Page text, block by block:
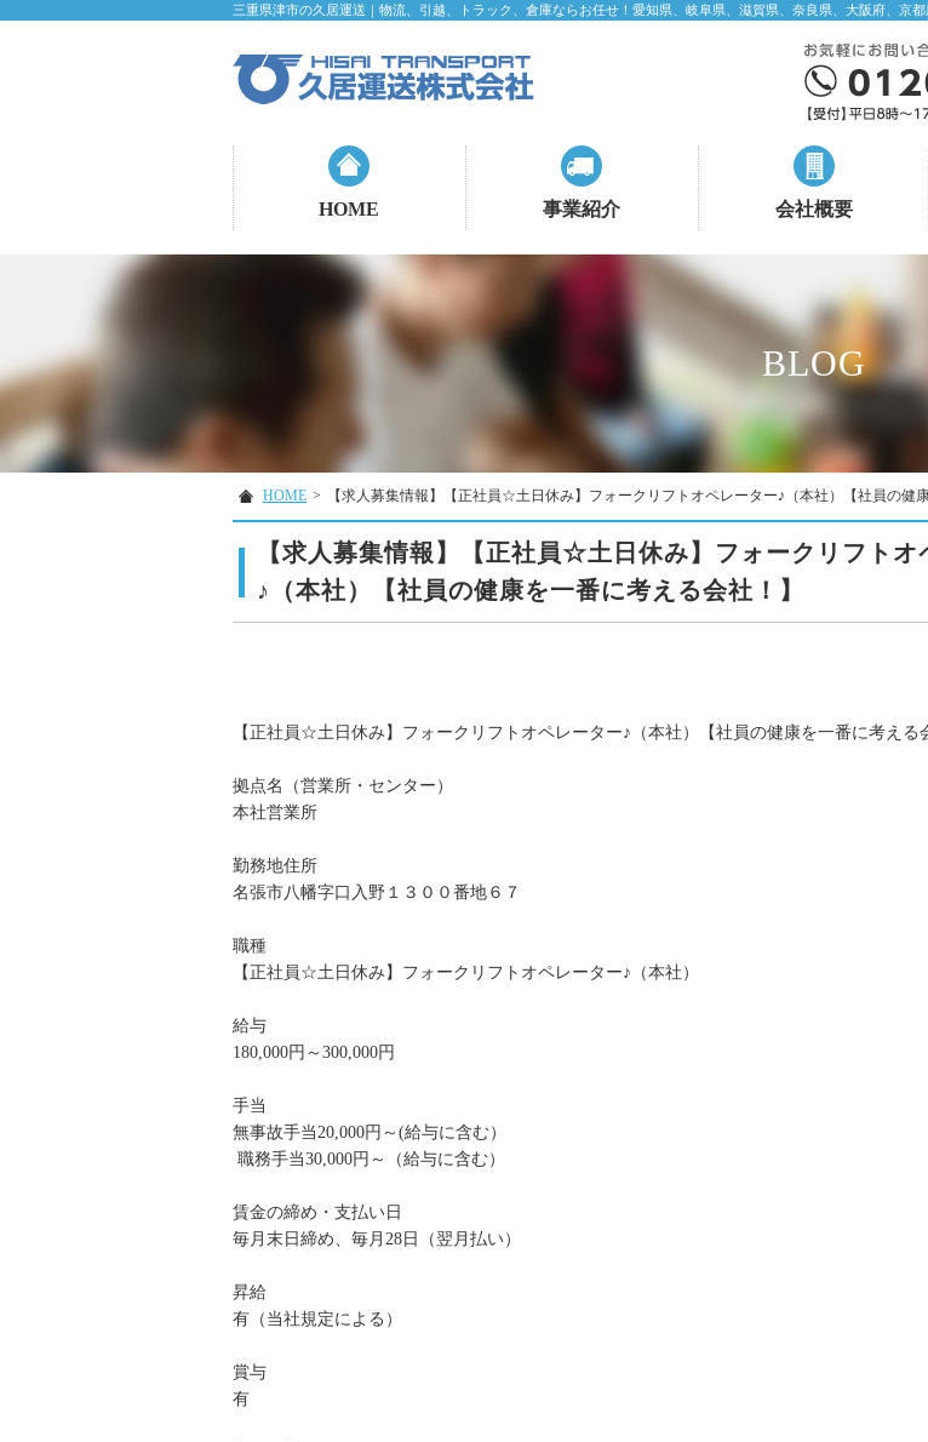
三重県津市の久居運送｜物流、引越、トラック、倉庫ならお任せ！愛知県、岐阜県、滋賀県、奈良県、大阪府、京
HOME 事業紹介 会社概要
BLOG
HOME > 【求人募集情報】【正社員☆土日休み】フォークリフトオペレーター♪（本社）【社員の健
【求人募集情報】【正社員☆土日休み】フォークリフトオ
♪（本社）【社員の健康を一番に考える会社！】
【正社員☆土日休み】フォークリフトオペレーター♪（本社）【社員の健康を一番に考える
拠点名（営業所・センター）
本社営業所
勤務地住所
名張市八幡字口入野１３００番地６７
職種
【正社員☆土日休み】フォークリフトオペレーター♪（本社）
給与
180,000円～300,000円
手当
無事故手当20,000円～(給与に含む）
職務手当30,000円～（給与に含む）
賃金の締め・支払い日
毎月末日締め、毎月28日（翌月払い）
昇給
有（当社規定による）
賞与
有